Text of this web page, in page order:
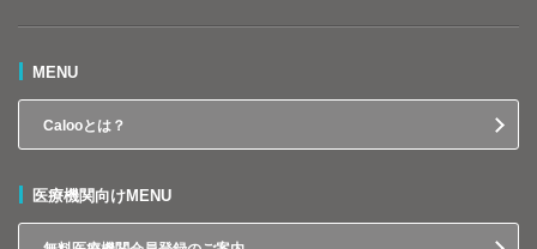
MENU
Calooとは？
医療機関向けMENU